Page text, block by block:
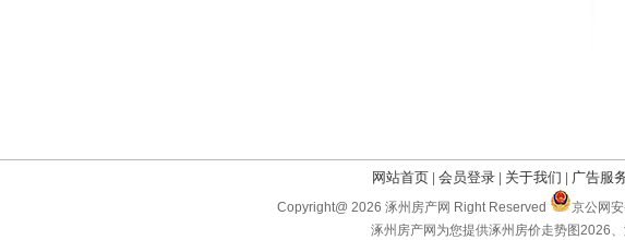
网站首页 会员登录 关于我们 广告服
Copyright@ 2026 涿州房产网 Right Reserved
京公网
涿州房产网为您提供涿州房价走势图2026